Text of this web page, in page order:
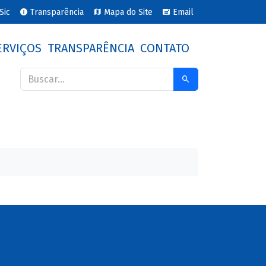
Transparência Mapa do Site Email
TRANSPARÊNCIA CONTATO